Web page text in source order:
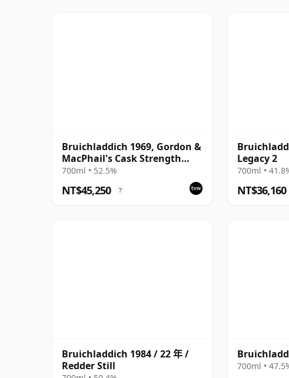
Bruichladdich 1969, Gordon &
MacPhail's Cask Strength
2000 Bottling
700ml • 52.5%
NT$45,250 ?
Legacy 2
700ml •
NT$36,160
Bruichladdich 1984 / 22 年 /
Redder Still
700ml •